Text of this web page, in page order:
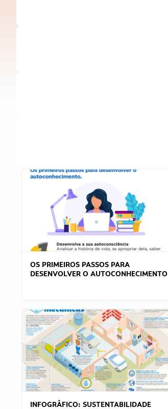
OS PRIMEIROS PASSOS PARA
DESENVOLVER O AUTOCONHECIMENTO
INFOGRÁFICO: SUSTENTABILIDADE